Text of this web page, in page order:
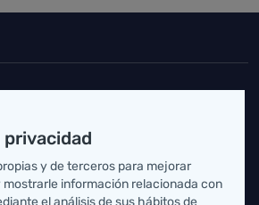
de página
y de terceros para mejorar
información relacionada con
el análisis de sus hábitos de